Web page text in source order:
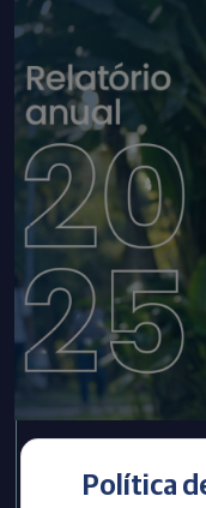
Política